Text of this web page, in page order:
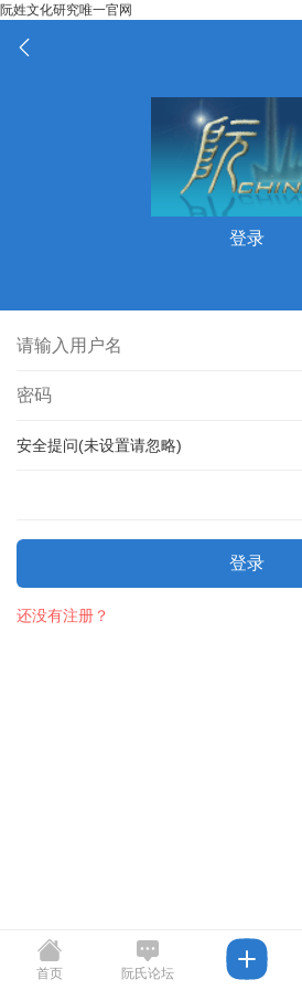
阮姓文化研究唯一官网
登录
安全提问(未设置请忽略)
登录
还没有注册？
首页 阮氏论坛